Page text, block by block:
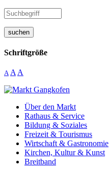
suchen
Schriftgröße
A A A
Über den Markt
Rathaus & Service
Bildung & Soziales
Freizeit & Tourismus
Wirtschaft & Gastronomie
Kirchen, Kultur & Kunst
Breitband